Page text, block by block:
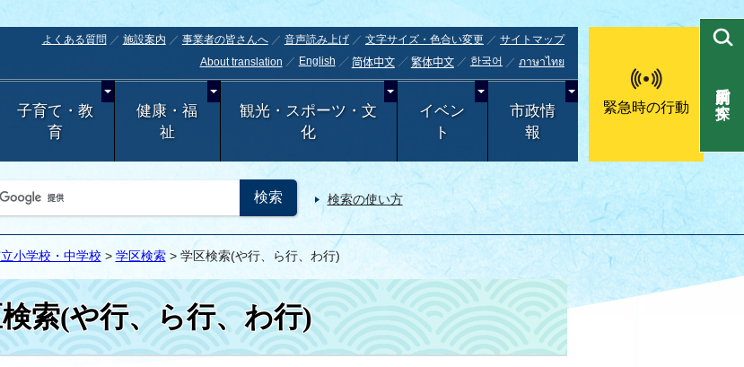
よくある質問 施設案内 事業者の皆さんへ 音声読み上げ 文字サイズ・色合い変更
サイトマップ
About translation
English 简体中文 繁体中文 한국어 ภาษาไทย
子育て・教
育
健康・福
祉
観光・スポーツ・文
化
イベン
ト
市政情
報
緊急時の行動
検索の使い方
目的別で探す
小学校・中学校> 学区検索> 学区検索(や行、ら行、わ行)
索(や行、ら行、わ行)